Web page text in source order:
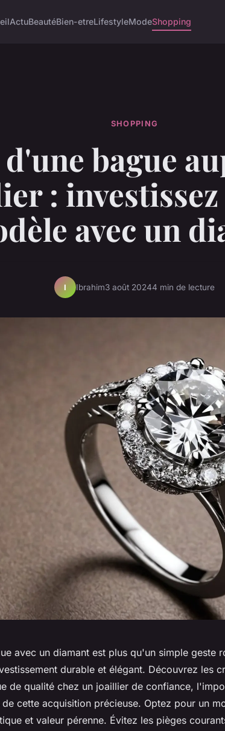
ActuBeautéBien-etreLifestyleModeShopping
SHOPPING
bague
:
avec un
I Ibrahim3 août 20244 min de lecture
avec un diamant est plus qu'un simple geste
durable et élégant. Découvrez les
de qualité chez un joaillier de confiance,
cette acquisition précieuse. Optez pour un
et valeur pérenne. Évitez les pièges